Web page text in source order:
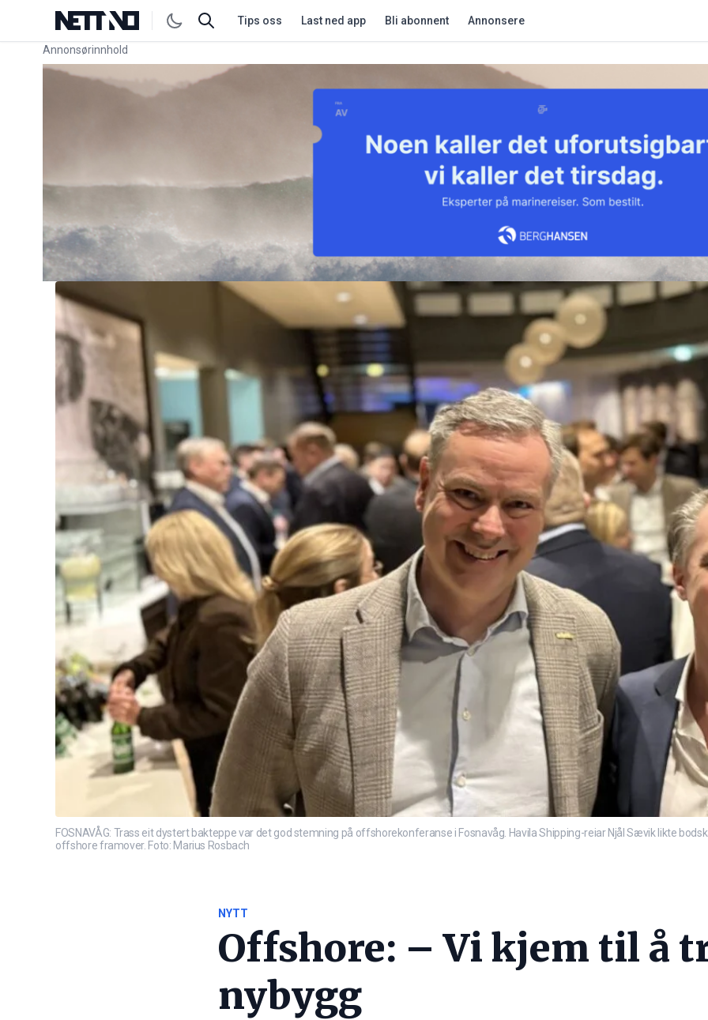
Tips oss Last ned app Bli abonnent Annonsere
Annonsørinnhold
Link for annonse
FOSNAVÅG: Trass eit dystert bakteppe var det god stemning på offshorekonferanse i Fosnavåg. Havila Shipping-reiar Njål Sævik likte
offshore framover. Foto: Marius Rosbach
NYTT
Offshore: – Vi kjem til å
nybygg